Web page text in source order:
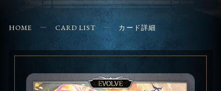
HOME CARD LIST カード詳細